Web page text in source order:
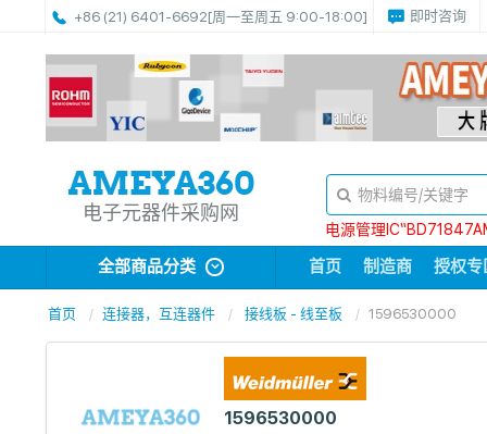
+86 (21) 6401-6692[周一至周五 9:00-18:00] 即时咨询
电子元器件采购网
电源管理
全部商品分类 首页 制造商 授权专
首页 连接器，互连器件 接线板 - 线至板 1596530000
1596530000